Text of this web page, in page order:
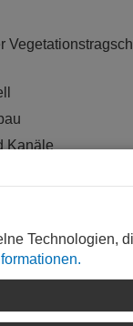
Kanäle
mit
von
Technologien,